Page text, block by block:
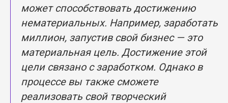
может способствовать достижению
нематериальных. Например, заработать
миллион, запустив свой бизнес — это
материальная цель. Достижение этой
цели связано с заработком. Однако в
процессе вы также сможете
реализовать свой творческий